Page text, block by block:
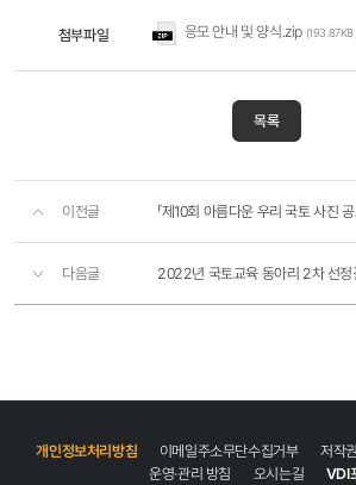
첨부파일 응모 안내 및 양식.zip (193.87KB /
목록
이전글 「제10회 아름다운 우리 국토 사진 공
다음글 2022년 국토교육 동아리 2차 선정
개인정보처리방침 이메일주소무단수집거부 저작
운영·관리 방침
오시는길 VDI